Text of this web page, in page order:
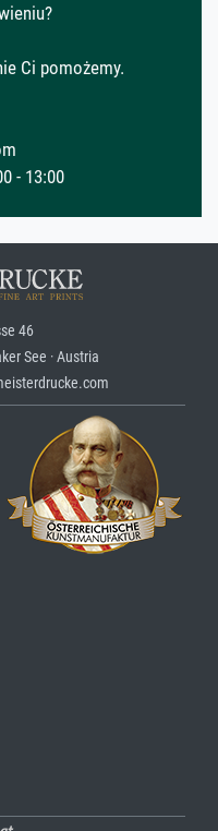
Ci pomożemy.
- 13:00
46
See · Austria